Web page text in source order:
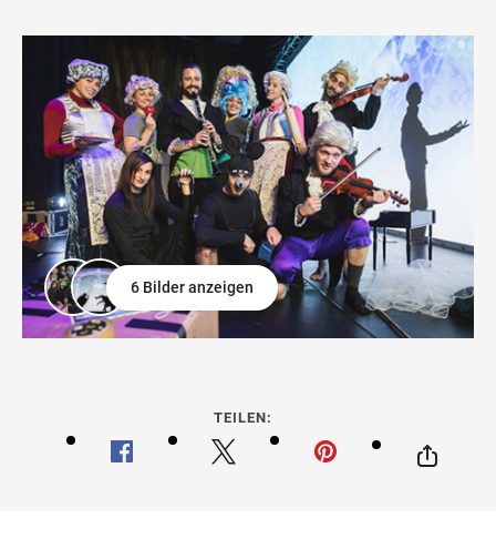
6 Bilder anzeigen
TEILEN: